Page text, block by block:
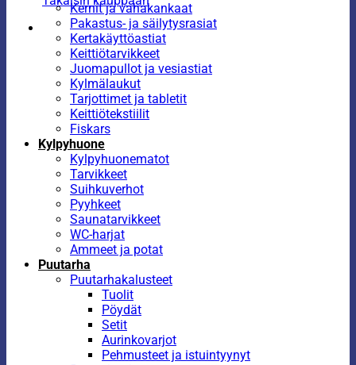
Kernit ja vahakankaat
Pakastus- ja säilytysrasiat
Kertakäyttöastiat
Keittiötarvikkeet
Juomapullot ja vesiastiat
Kylmälaukut
Tarjottimet ja tabletit
Keittiötekstiilit
Fiskars
Kylpyhuone
Kylpyhuonematot
Tarvikkeet
Suihkuverhot
Pyyhkeet
Saunatarvikkeet
WC-harjat
Ammeet ja potat
Puutarha
Puutarhakalusteet
Tuolit
Pöydät
Setit
Aurinkovarjot
Pehmusteet ja istuintyynyt